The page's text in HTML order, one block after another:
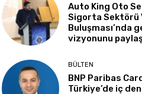
Auto King Oto
Sigorta Sektörü
Buluşması’nda
vizyonunu
BÜLTEN
BNP Paribas
Türkiye’de iç